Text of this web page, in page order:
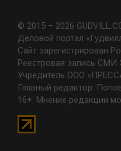
© 2015 – 2026
Деловой портал
Сайт зарегистрирован
Реестровая запись
Учредитель ООО
Главный редактор:
16+. Мнение редакции